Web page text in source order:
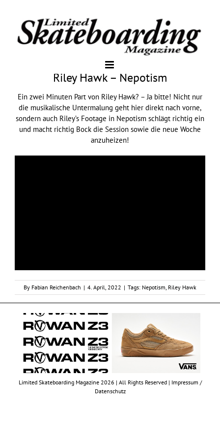
Riley Hawk – Nepotism
Ein zwei Minuten Part von Riley Hawk? – Ja bitte! Nicht nur
die musikalische Untermalung geht hier direkt nach vorne,
sondern auch Riley’s Footage in Nepotism schlägt richtig ein
und macht richtig Bock die Session sowie die neue Woche
anzuheizen!
By Fabian Reichenbach | 4. April, 2022 | Tags: Nepotism Riley Hawk
Limited Skateboarding Magazine 2026 | All Rights Reserved | Impressum /
Datenschutz